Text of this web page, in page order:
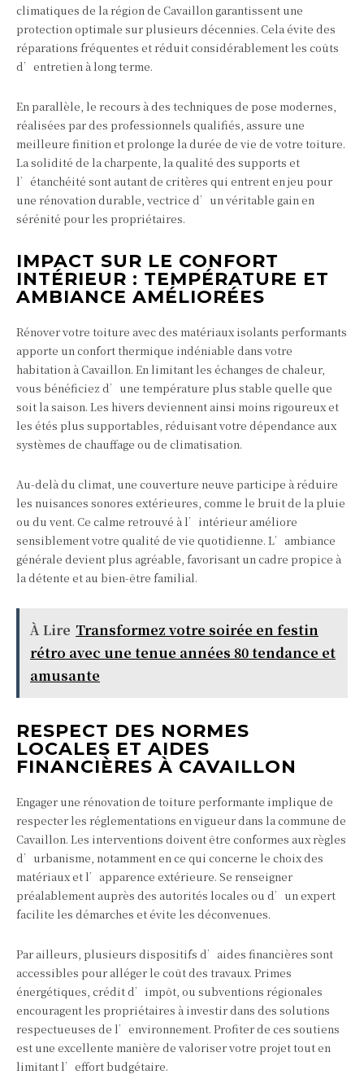
climatiques de la région de Cavaillon garantissent une
protection optimale sur plusieurs décennies. Cela évite des
réparations fréquentes et réduit considérablement les coûts
d’entretien à long terme.
En parallèle, le recours à des techniques de pose modernes,
réalisées par des professionnels qualifiés, assure une
meilleure finition et prolonge la durée de vie de votre toiture.
La solidité de la charpente, la qualité des supports et
l’étanchéité sont autant de critères qui entrent en jeu pour
une rénovation durable, vectrice d’un véritable gain en
sérénité pour les propriétaires.
IMPACT SUR LE CONFORT
INTÉRIEUR : TEMPÉRATURE ET
AMBIANCE AMÉLIORÉES
Rénover votre toiture avec des matériaux isolants performants
apporte un confort thermique indéniable dans votre
habitation à Cavaillon. En limitant les échanges de chaleur,
vous bénéficiez d’une température plus stable quelle que
soit la saison. Les hivers deviennent ainsi moins rigoureux et
les étés plus supportables, réduisant votre dépendance aux
systèmes de chauffage ou de climatisation.
Au-delà du climat, une couverture neuve participe à réduire
les nuisances sonores extérieures, comme le bruit de la pluie
ou du vent. Ce calme retrouvé à l’intérieur améliore
sensiblement votre qualité de vie quotidienne. L’ambiance
générale devient plus agréable, favorisant un cadre propice à
la détente et au bien-être familial.
À Lire Transformez votre soirée en festin
rétro avec une tenue années 80 tendance et
amusante
RESPECT DES NORMES
LOCALES ET AIDES
FINANCIÈRES À CAVAILLON
Engager une rénovation de toiture performante implique de
respecter les réglementations en vigueur dans la commune de
Cavaillon. Les interventions doivent être conformes aux règles
d’urbanisme, notamment en ce qui concerne le choix des
matériaux et l’apparence extérieure. Se renseigner
préalablement auprès des autorités locales ou d’un expert
facilite les démarches et évite les déconvenues.
Par ailleurs, plusieurs dispositifs d’aides financières sont
accessibles pour alléger le coût des travaux. Primes
énergétiques, crédit d’impôt, ou subventions régionales
encouragent les propriétaires à investir dans des solutions
respectueuses de l’environnement. Profiter de ces soutiens
est une excellente manière de valoriser votre projet tout en
limitant l’effort budgétaire.